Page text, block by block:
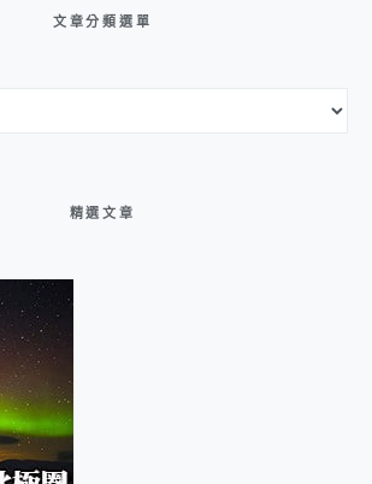
文章分類選單
精選文章